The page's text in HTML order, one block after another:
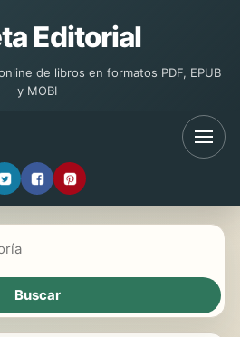
Editorial
de libros en formatos PDF, EPUB
y MOBI